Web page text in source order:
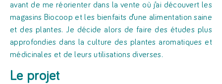
avant de me réorienter dans la vente où j’ai découvert les
magasins Biocoop et les bienfaits d’une alimentation saine
et des plantes. Je décide alors de faire des études plus
approfondies dans la culture des plantes aromatiques et
médicinales et de leurs utilisations diverses.
Le projet